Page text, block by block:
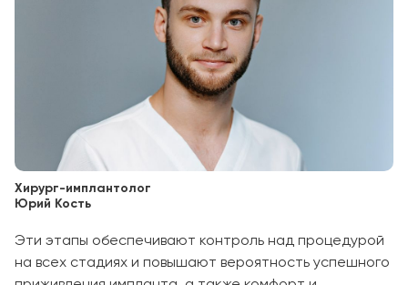
Хирург-имплантолог
Юрий Кость
Эти этапы обеспечивают контроль над процедурой
на всех стадиях и повышают вероятность успешного